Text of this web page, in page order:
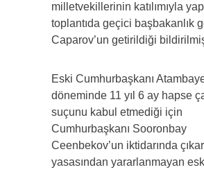
milletvekillerinin katılımıyla
toplantıda geçici başbakanlık
Caparov’un getirildiği
Eski Cumhurbaşkanı
döneminde 11 yıl 6 ay hapse
suçunu kabul etmediği için
Cumhurbaşkanı Sooronbay
Ceenbekov’un iktidarında
yasasından yararlanmayan